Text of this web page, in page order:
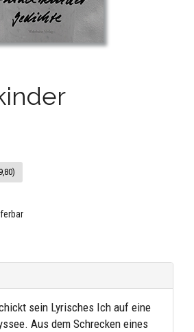
sein Lyrisches Ich auf eine
Aus dem Schrecken eines